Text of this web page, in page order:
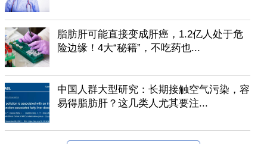
脂肪肝可能直接变成肝癌，1.2亿人处于危
险边缘！4大“秘籍”，不吃药也...
中国人群大型研究：长期接触空气污染，容
易得脂肪肝？这几类人尤其要注...